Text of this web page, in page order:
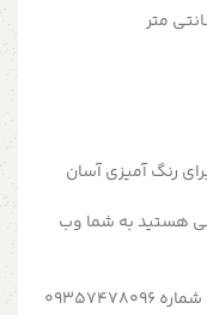
رنگ آمیزی آسان
هستید به شما وب
برای اطلاعات بیشتر از طریق دایرکت و یا به شماره 09357478096